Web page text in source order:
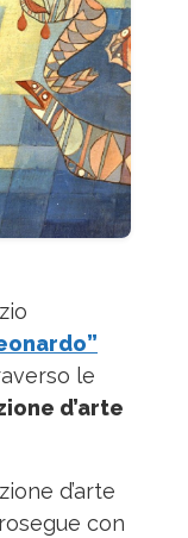
le
d’arte
d’arte
con